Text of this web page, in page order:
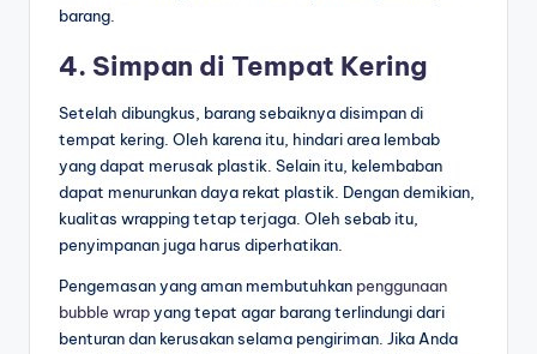
barang.
4. Simpan di Tempat Kering
Setelah dibungkus, barang sebaiknya disimpan di
tempat kering. Oleh karena itu, hindari area lembab
yang dapat merusak plastik. Selain itu, kelembaban
dapat menurunkan daya rekat plastik. Dengan demikian,
kualitas wrapping tetap terjaga. Oleh sebab itu,
penyimpanan juga harus diperhatikan.
Pengemasan yang aman membutuhkan penggunaan
bubble wrapyang tepat agar barang terlindungi dari
benturan dan kerusakan selama pengiriman. Jika Anda